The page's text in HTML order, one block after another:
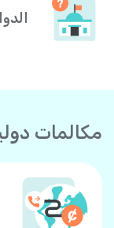
مكالمات